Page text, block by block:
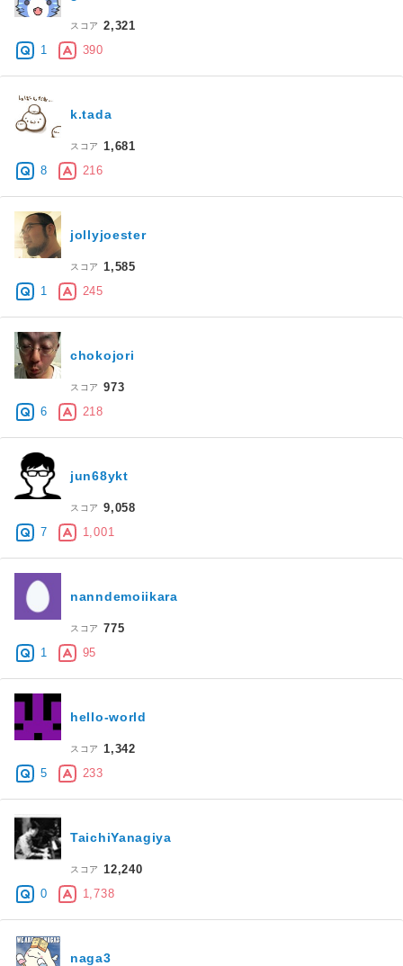
スコア
2,321
1
390
k.tada
スコア
1,681
8
216
jollyjoester
スコア
1,585
1
245
chokojori
スコア
973
6
218
jun68ykt
スコア
9,058
7
1,001
nanndemoiikara
スコア
775
1
95
hello-world
スコア
1,342
5
233
TaichiYanagiya
スコア
12,240
0
1,738
naga3